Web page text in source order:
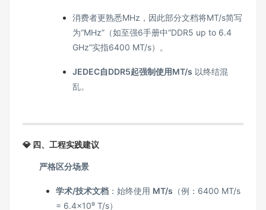
消费者更熟悉MHz，因此部分文档将MT/s简写
为“MHz”（如至强6手册中“DDR5 up to 6.4
GHz”实指6400 MT/s）。
JEDEC自DDR5起强制使用MT/s 以终结混
乱。
💎 四、工程实践建议
严格区分场景
学术/技术文档 ：始终使用 MT/s （例：6400 MT/s
= 6.4×10⁹ T/s）